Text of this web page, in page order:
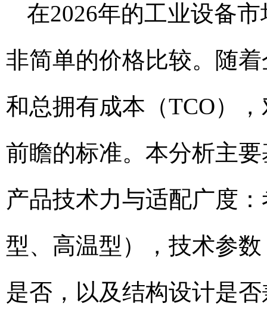
在2026年的工业设备
非简单的价格比较。随
和总拥有成本（TCO）
前瞻的标准。本分析主
产品技术力与适配广度
型、高温型），技术参
是否，以及结构设计是